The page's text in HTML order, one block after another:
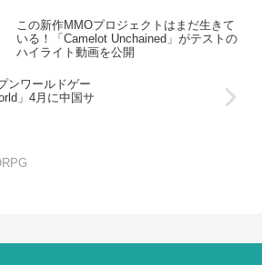
この新作MMOプロジェクトはまだ生きて
いる！「Camelot Unchained」がテストの
ハイライト動画を公開
ンワールドゲー
」4月に中国サ